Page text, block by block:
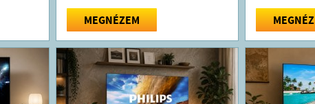
MEGNÉZEM